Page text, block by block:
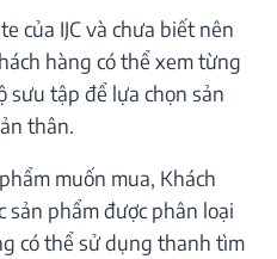
của IJC và chưa biết nên
hàng có thể xem từng
sưu tập để lựa chọn sản
thân.
muốn mua, Khách
sản phẩm được phân loại
có thể sử dụng thanh tìm